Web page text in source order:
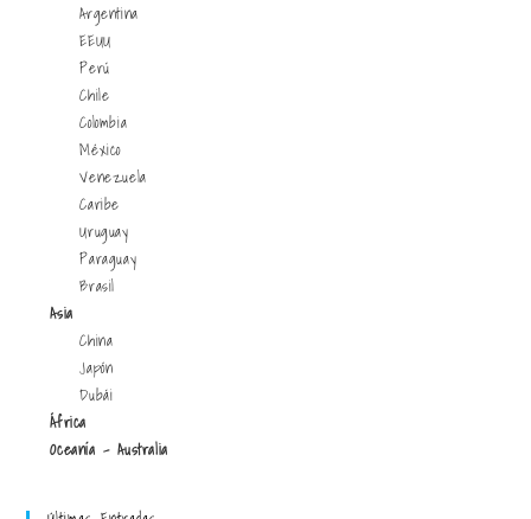
Argentina
EEUU
Perú
Chile
Colombia
México
Venezuela
Caribe
Uruguay
Paraguay
Brasil
Asia
China
Japón
Dubái
África
Oceanía - Australia